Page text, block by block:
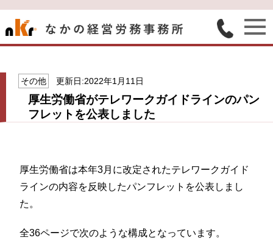
その他 更新日:2022年1月11日
厚生労働省がテレワークガイドラインのパン
フレットを公表しました
厚生労働省は本年3月に改定されたテレワークガイド
ラインの内容を反映したパンフレットを公表しまし
た。
全36ページで次のような構成となっています。